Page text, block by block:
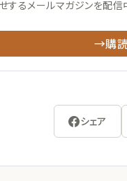
するメールマガジンを配
→購
シェア